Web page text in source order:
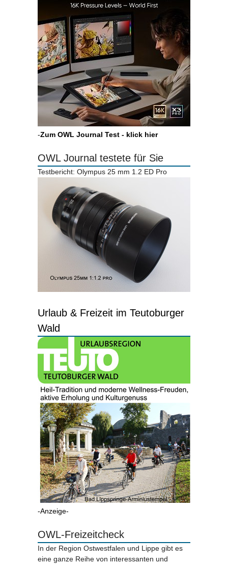
-Zum OWL Journal Test - klick hier
OWL Journal testete für Sie
Testbericht: Olympus 25 mm 1.2 ED Pro
Urlaub & Freizeit im Teutoburger
Wald
-Anzeige-
OWL-Freizeitcheck
In der Region Ostwestfalen und Lippe gibt es
eine ganze Reihe von interessanten und